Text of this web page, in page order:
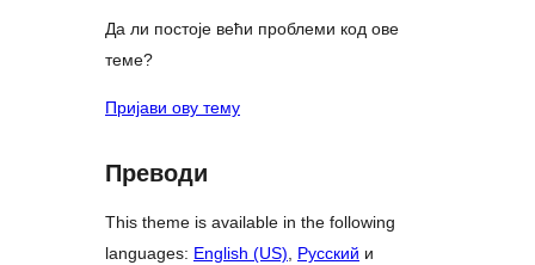
Да ли постоје већи проблеми код ове
теме?
Пријави ову тему
Преводи
This theme is available in the following
languages: English (US), Русский и